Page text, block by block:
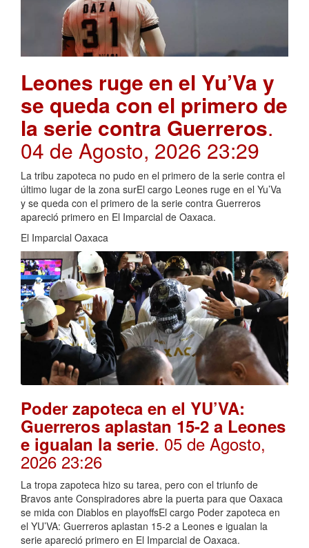
Leones ruge en el Yu’Va y
se queda con el primero de
la serie contra Guerreros.
04 de Agosto, 2026 23:29
La tribu zapoteca no pudo en el primero de la serie contra el
último lugar de la zona surEl cargo Leones ruge en el Yu’Va
y se queda con el primero de la serie contra Guerreros
apareció primero en El Imparcial de Oaxaca.
El Imparcial Oaxaca
Poder zapoteca en el YU’VA:
Guerreros aplastan 15-2 a Leones
e igualan la serie. 05 de Agosto,
2026 23:26
La tropa zapoteca hizo su tarea, pero con el triunfo de
Bravos ante Conspiradores abre la puerta para que Oaxaca
se mida con Diablos en playoffsEl cargo Poder zapoteca en
el YU’VA: Guerreros aplastan 15-2 a Leones e igualan la
serie apareció primero en El Imparcial de Oaxaca.